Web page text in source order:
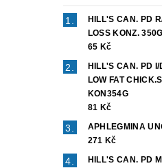
HILL'S CAN. PD
LOSS KONZ. 350G
65 Kč
HILL'S CAN. PD I/
LOW FAT
KON354G
81 Kč
APHLEGMINA
271 Kč
HILL'S CAN. PD